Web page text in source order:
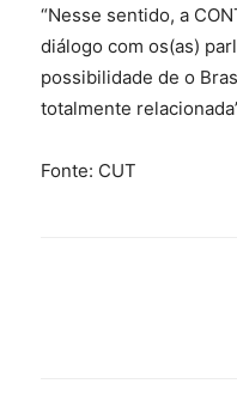
“Nesse sentido, a
diálogo com os(as)
possibilidade de o
totalmente
Fonte: CUT